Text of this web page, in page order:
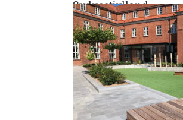
Sydvestjylland